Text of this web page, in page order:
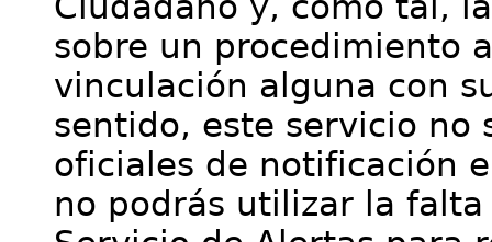
sobre un procedimiento
vinculación alguna con
sentido, este servicio no
oficiales de notificación
no podrás utilizar la